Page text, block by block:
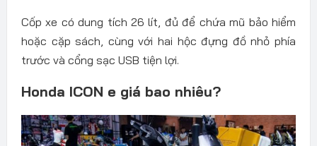
Cốp xe có dung tích 26 lít, đủ để chứa mũ bảo hiểm
hoặc cặp sách, cùng với hai hộc đựng đồ nhỏ phía
trước và cổng sạc USB tiện lợi.
Honda ICON e giá bao nhiêu?